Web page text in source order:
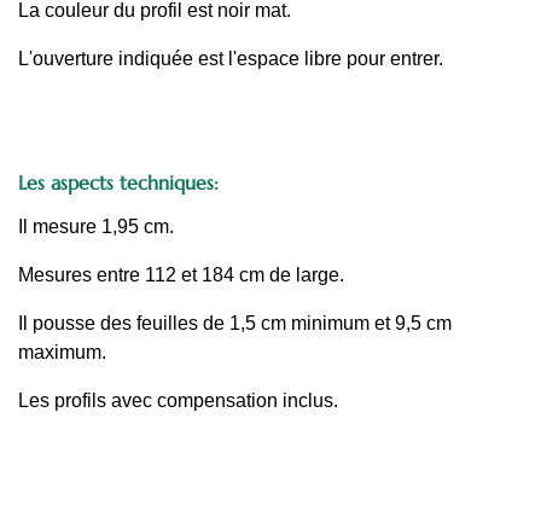
La couleur du profil est noir mat.
L'ouverture indiquée est l'espace libre pour entrer.
Les aspects techniques:
Il mesure 1,95 cm.
Mesures entre 112 et 184 cm de large.
Il pousse des feuilles de 1,5 cm minimum et 9,5 cm
maximum.
Les profils avec compensation inclus.